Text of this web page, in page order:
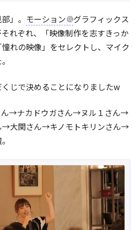
」。 モーション
グラフィックス
れぞれ、「映像制作を志すきっか
れの映像」をセレクトし、マイク
じで決めることになりましたw
ん→ナカドウガさん→ヌル１さん→
→大関さん→キノモトキリンさん→